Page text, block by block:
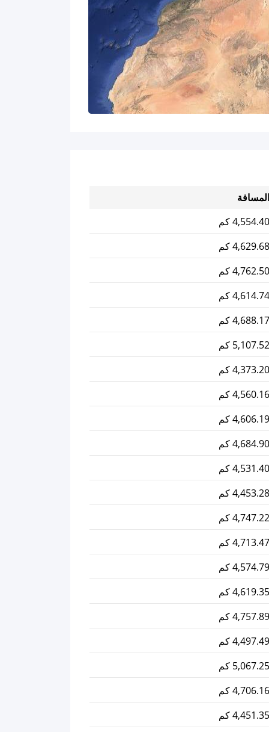
المسافة
4,554.40 كم
4,629.68 كم
4,762.50 كم
4,614.74 كم
4,688.17 كم
5,107.52 كم
4,373.20 كم
4,560.16 كم
4,606.19 كم
4,684.90 كم
4,531.40 كم
4,453.28 كم
4,747.22 كم
4,713.47 كم
4,574.79 كم
4,619.35 كم
4,757.89 كم
4,497.49 كم
5,067.25 كم
4,706.16 كم
4,451.35 كم